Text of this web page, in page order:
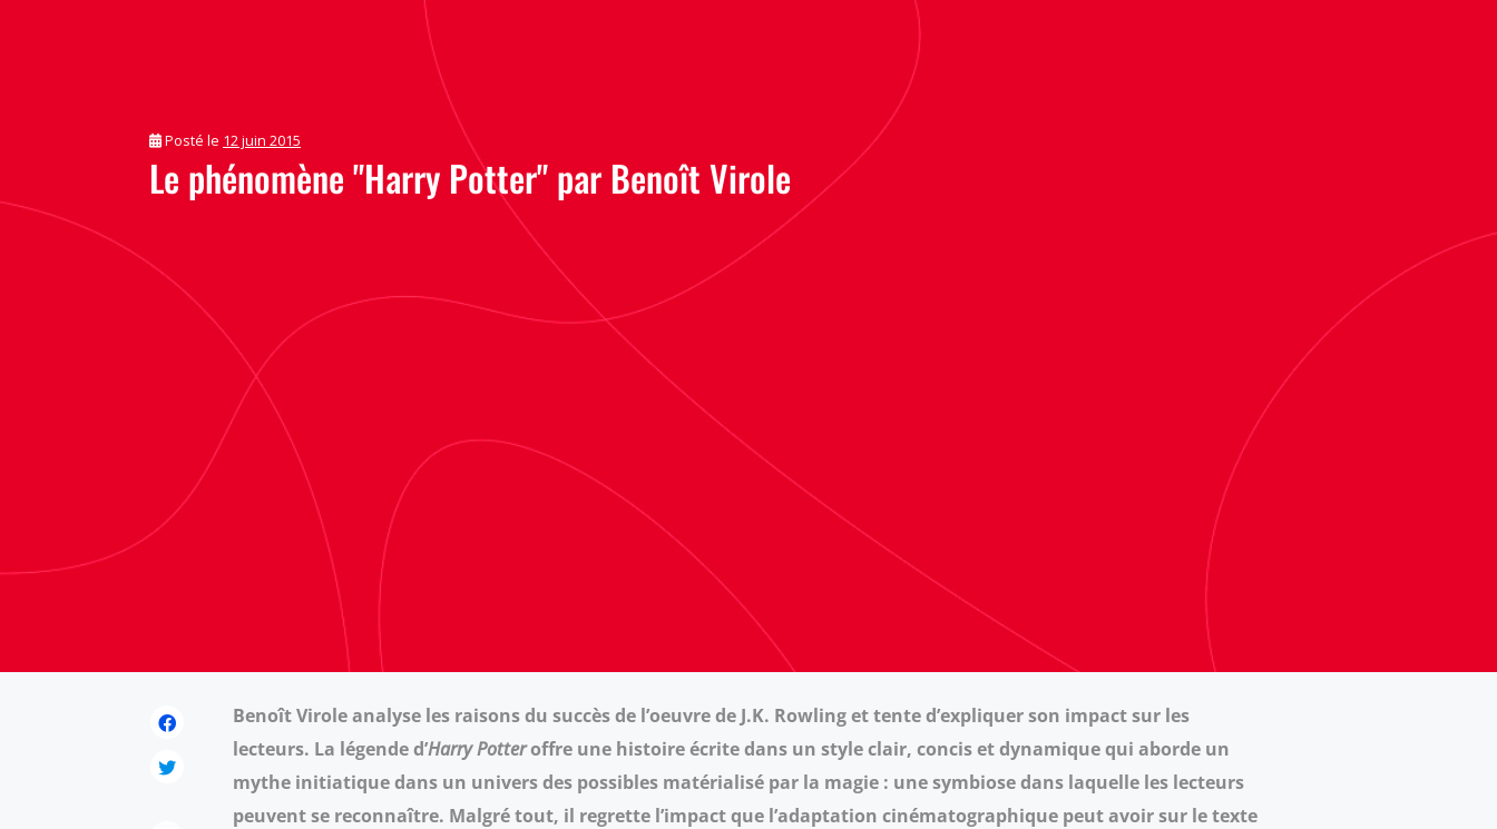
Posté le 12 juin 2015
Le phénomène "Harry Potter" par Benoît Virole
Benoît Virole analyse les raisons du succès de l’oeuvre de J.K. Rowling et tente d’expliquer son impact sur les
lecteurs. La légende d’Harry Potteroffre une histoire écrite dans un style clair, concis et dynamique qui aborde un
mythe initiatique dans un univers des possibles matérialisé par la magie : une symbiose dans laquelle les lecteurs
peuvent se reconnaître. Malgré tout, il regrette l’impact que l’adaptation cinématographique peut avoir sur le texte